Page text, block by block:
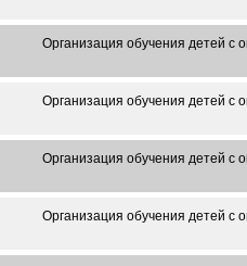
Организация обучения детей с
Организация обучения детей с
Организация обучения детей с
Организация обучения детей с